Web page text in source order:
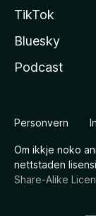
TikTok
Bluesky
Podcast
Personvern
Om ikkje noko
nettstaden
Share-Alike